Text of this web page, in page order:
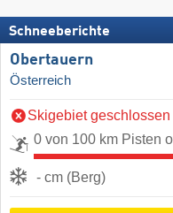
Schneeberichte
Obertauern
Österreich
Skigebiet geschlossen
0 von 100 km Pisten
- cm (Berg)